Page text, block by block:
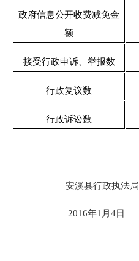
政府信息公开收费减免金
额
接受行政申诉、举报数
行政复议数
行政诉讼数
安溪县行政执法局
2016年1月4日